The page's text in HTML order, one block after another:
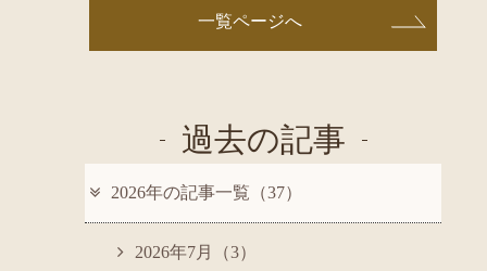
一覧ページへ
過去の記事
2026年の記事一覧（37）
2026年7月（3）